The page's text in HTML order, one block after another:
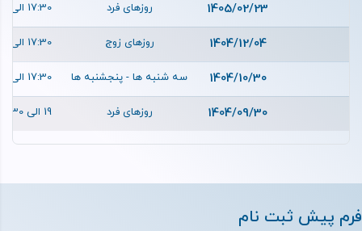
1405/02/23 روزهای فرد 17:30 الی 19
1404/12/04 روزهای زوج 17:30 الی 19
1404/10/30 سه شنبه ها - پنجشنبه ها 17:30 الی 19
1404/09/30 روزهای فرد 19 الی 20:30
فرم پیش ثبت نام